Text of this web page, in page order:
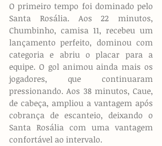
O primeiro tempo foi dominado pelo
Santa Rosália. Aos 22 minutos,
Chumbinho, camisa 11, recebeu um
lançamento perfeito, dominou com
categoria e abriu o placar para a
equipe. O gol animou ainda mais os
jogadores, que continuaram
pressionando. Aos 38 minutos, Caue,
de cabeça, ampliou a vantagem após
cobrança de escanteio, deixando o
Santa Rosália com uma vantagem
confortável ao intervalo.